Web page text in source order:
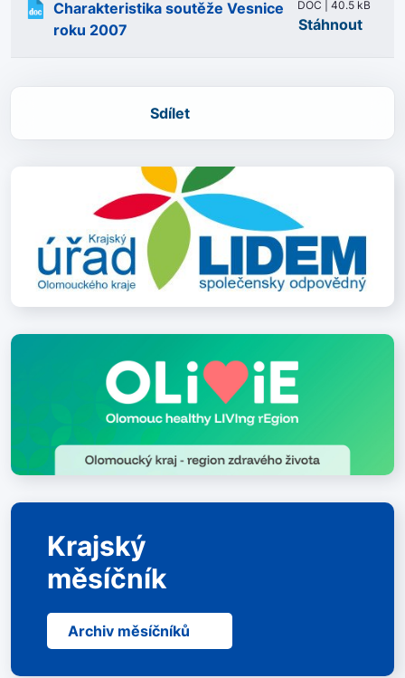
Charakteristika soutěže Vesnice
roku 2007
DOC | 40.5 kB
Stáhnout
Sdílet
Krajský
měsíčník
Archiv měsíčníků